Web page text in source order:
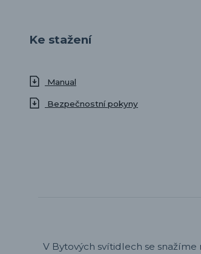
Ke stažení
Manual
Bezpečnostní pokyny
V Bytových svítidlech se